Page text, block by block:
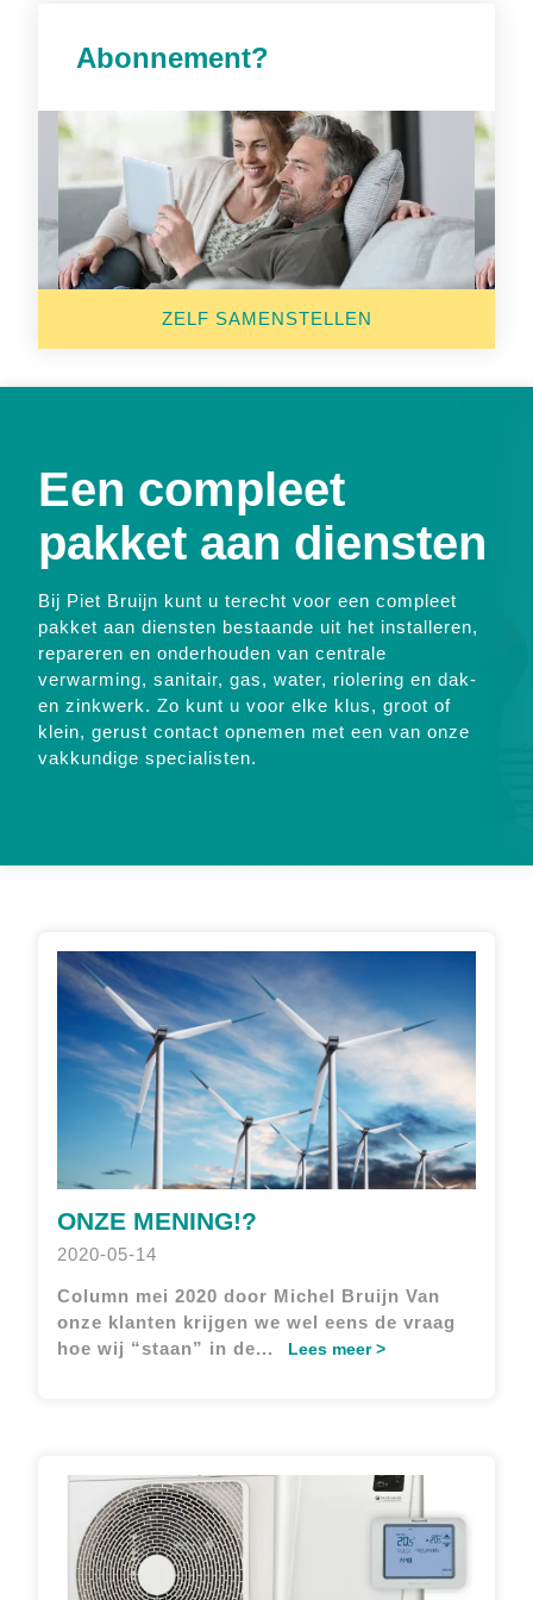
Abonnement?
ZELF SAMENSTELLEN
Een compleet
pakket aan diensten
Bij Piet Bruijn kunt u terecht voor een compleet
pakket aan diensten bestaande uit het installeren,
repareren en onderhouden van centrale
verwarming, sanitair, gas, water, riolering en dak-
en zinkwerk. Zo kunt u voor elke klus, groot of
klein, gerust contact opnemen met een van onze
vakkundige specialisten.
ONZE MENING!?
2020-05-14
Column mei 2020 door Michel Bruijn Van
onze klanten krijgen we wel eens de vraag
hoe wij “staan” in de...
Lees meer >